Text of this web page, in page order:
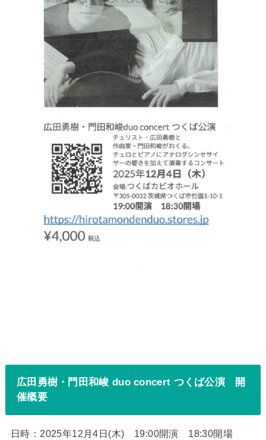
広田勇樹・門田和峻 duo concert つくば公演 開
催概要
日時：2025年12月4日(木) 19:00開演 18:30開場